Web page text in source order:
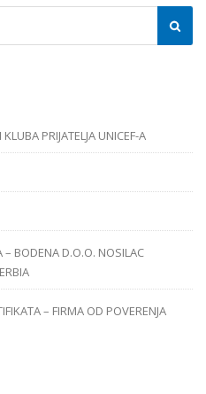
PRIJATELJA UNICEF-A
– BODENA D.O.O. NOSILAC
– FIRMA OD POVERENJA